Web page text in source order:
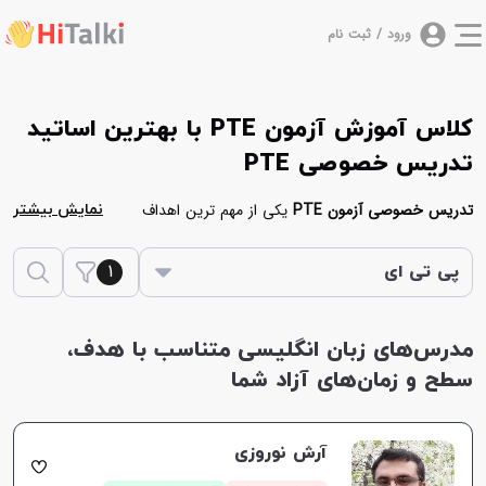
ورود / ثبت نام
کلاس آموزش آزمون PTE با بهترین اساتید
تدریس خصوصی PTE
تدریس خصوصی آزمون PTE
یکی از مهم ترین اهداف
می‌باشد. در ادامه یک لیست از مدرس هایی آورده شده
است که آزمون PTE را به صورت خصوصی تدریس می‌کنند.
بدین منظور شما می‌توانید برای موفقیت در این آزمون در
کلاس های حضوری یا آنلاین پی تی ای شرکت نمایید.
مدرس های پلتفرم هایتاکی در ابتدا سطح شما را بررسی
کرده، سپس کمک می‌کنند در کوتاه ترین زمان ممکن در
آزمون پی تی ای موفق شوید.
نمایش بیشتر
پی تی ای 1
مدرس‌های زبان انگلیسی متناسب با هدف،
سطح و زمان‌های آزاد شما
آرش نوروزی